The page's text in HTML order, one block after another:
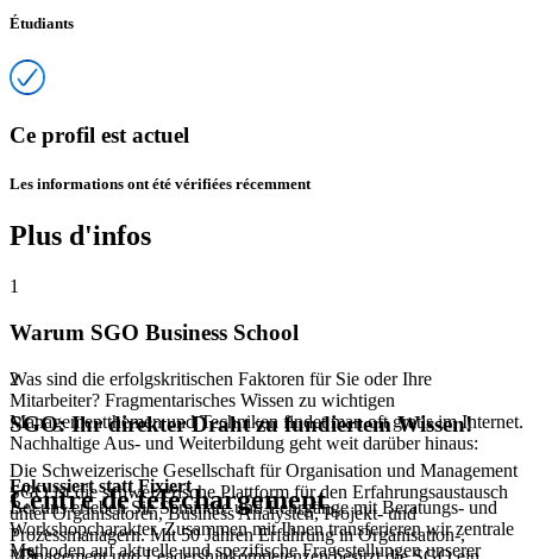
Étudiants
Ce profil est actuel
Les informations ont été vérifiées récemment
Plus d'infos
1
Warum SGO Business School
Was sind die erfolgskritischen Faktoren für Sie oder Ihre
Mitarbeiter? Fragmentarisches Wissen zu wichtigen
Managementthemen und Techniken findet man oft gratis im Internet.
Nachhaltige Aus- und Weiterbildung geht weit darüber hinaus:
Fokussiert statt Fixiert
Bei uns erleben Sie Seminare und Lehrgänge mit Beratungs- und
Workshopcharakter. Zusammen mit Ihnen transferieren wir zentrale
Methoden auf aktuelle und spezifische Fragestellungen unserer
2
SGO: Ihr direkter Draht zu fundiertem Wissen!
Die Schweizerische Gesellschaft für Organisation und Management
SGO ist die schweizerische Plattform für den Erfahrungsaustausch
unter Organisatoren, Business Analysten, Projekt- und
Prozessmanagern. Mit 50 Jahren Erfahrung in Organisation-,
Centre de téléchargement